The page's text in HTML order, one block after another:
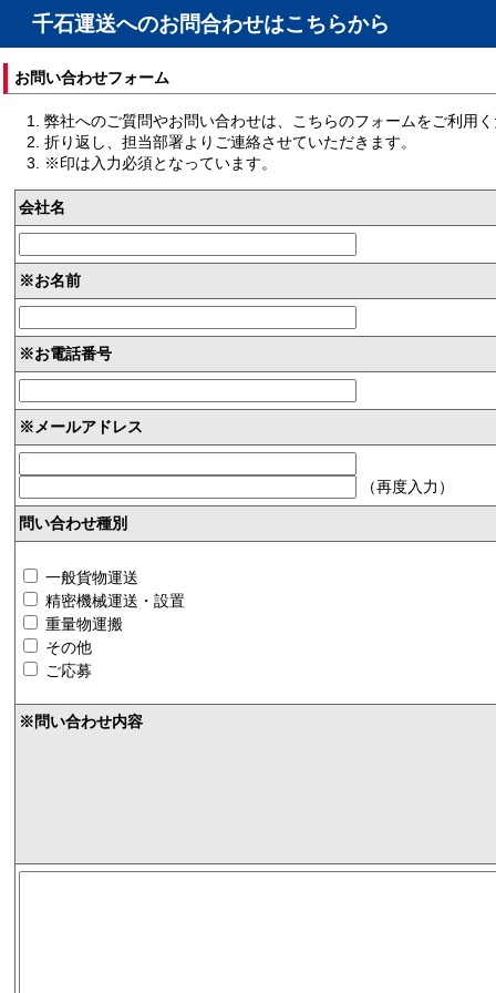
千石運送へのお問合わせはこちらから
お問い合わせフォーム
弊社へのご質問やお問い合わせは、こちらのフォームをご利用
折り返し、担当部署よりご連絡させていただきます。
※印は入力必須となっています。
会社名
※お名前
※お電話番号
※メールアドレス
（再度入力）
問い合わせ種別
一般貨物運送
精密機械運送・設置
重量物運搬
その他
ご応募
※問い合わせ内容